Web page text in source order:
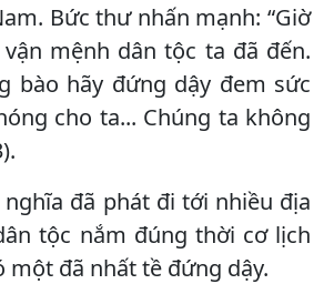
Bức thư nhấn mạnh: “Giờ
mệnh dân tộc ta đã đến.
bào hãy đứng dậy đem sức
cho ta... Chúng ta không
nghĩa đã phát đi tới nhiều địa
tộc nắm đúng thời cơ lịch
một đã nhất tề đứng dậy.